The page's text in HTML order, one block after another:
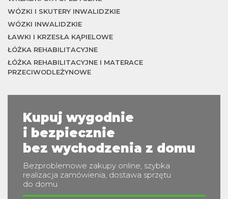
WÓZKI I SKUTERY INWALIDZKIE
WÓZKI INWALIDZKIE
ŁAWKI I KRZESŁA KĄPIELOWE
ŁÓŻKA REHABILITACYJNE
ŁÓŻKA REHABILITACYJNE I MATERACE
PRZECIWODLEŻYNOWE
Kupuj wygodnie
i bezpiecznie
bez wychodzenia z domu
Bezproblemowe zakupy online, szybka
realizacja zamówienia, dostawa sprzętu
do domu